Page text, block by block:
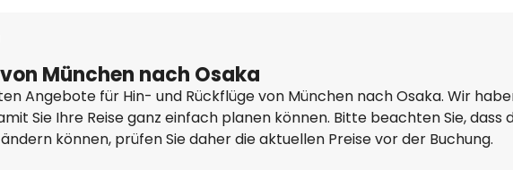
München nach Osaka
Angebote für Hin- und Rückflüge von München nach Osaka. Wir
Sie Ihre Reise ganz einfach planen können. Bitte beachten Sie, dass
können, prüfen Sie daher die aktuellen Preise vor der Buchung.